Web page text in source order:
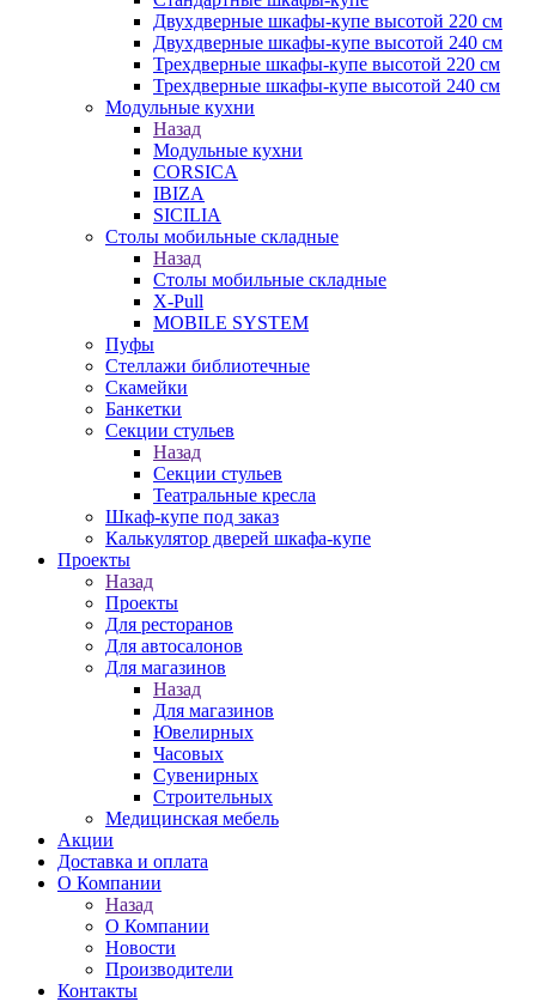
Двухдверные шкафы-купе высотой 220 см
Двухдверные шкафы-купе высотой 240 см
Трехдверные шкафы-купе высотой 220 см
Трехдверные шкафы-купе высотой 240 см
Модульные кухни
Назад
Модульные кухни
CORSICA
IBIZA
SICILIA
Столы мобильные складные
Назад
Столы мобильные складные
X-Pull
MOBILE SYSTEM
Пуфы
Стеллажи библиотечные
Скамейки
Банкетки
Секции стульев
Назад
Секции стульев
Театральные кресла
Шкаф-купе под заказ
Калькулятор дверей шкафа-купе
Проекты
Назад
Проекты
Для ресторанов
Для автосалонов
Для магазинов
Назад
Для магазинов
Ювелирных
Часовых
Сувенирных
Строительных
Медицинская мебель
Акции
Доставка и оплата
О Компании
Назад
О Компании
Новости
Производители
Контакты